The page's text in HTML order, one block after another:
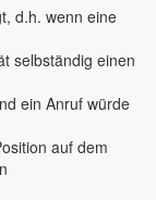
d.h. wenn eine
selbständig einen
ein Anruf würde
auf dem